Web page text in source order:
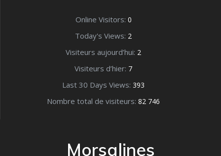
Online Visitors: 0
Today's Views: 2
Visiteurs aujourd’hui: 2
Visiteurs d’hier: 7
Last 30 Days Views: 393
Nombre total de visiteurs: 82 746
Morsalines